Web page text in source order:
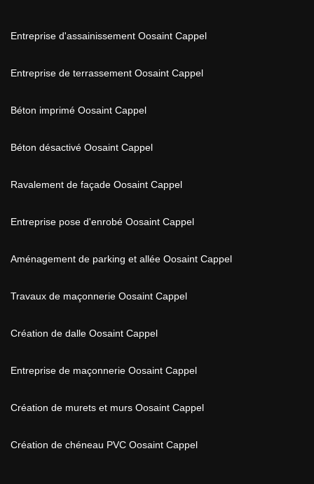
Entreprise d'assainissement Oosaint Cappel
Entreprise de terrassement Oosaint Cappel
Béton imprimé Oosaint Cappel
Béton désactivé Oosaint Cappel
Ravalement de façade Oosaint Cappel
Entreprise pose d'enrobé Oosaint Cappel
Aménagement de parking et allée Oosaint Cappel
Travaux de maçonnerie Oosaint Cappel
Création de dalle Oosaint Cappel
Entreprise de maçonnerie Oosaint Cappel
Création de murets et murs Oosaint Cappel
Création de chéneau PVC Oosaint Cappel